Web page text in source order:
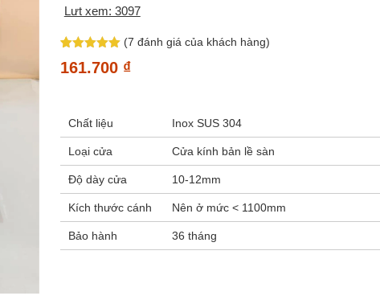
Lưt xem: 3097
dựa trên
(7 đánh giá của khách hàng)
161.700 ₫
Chất liệu Inox SUS 304
Loại cửa Cửa kính bản lề sàn
Độ dày cửa 10-12mm
Kích thước cánh Nên ở mức < 1100mm
Bảo hành 36 tháng